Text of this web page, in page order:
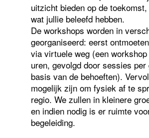
uitzicht bieden op de
wat jullie beleefd hebben.
De workshops worden in
georganiseerd: eerst
via virtuele weg (een
uren, gevolgd door sessies per
basis van de behoeften).
mogelijk zijn om fysiek af te
regio. We zullen in kleinere
en indien nodig is er ruimte
begeleiding.